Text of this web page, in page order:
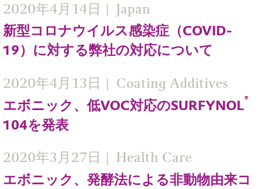
2020年4月14日
新型コロナウイルス感染症（COVID-
19）に対する弊社の対応について
Japan
2020年4月13日
エボニック、低VOC対応のSURFYNOL®
104を発表
Coating Additives
2020年3月27日
エボニック、発酵法による非動物由来コ
Health Care